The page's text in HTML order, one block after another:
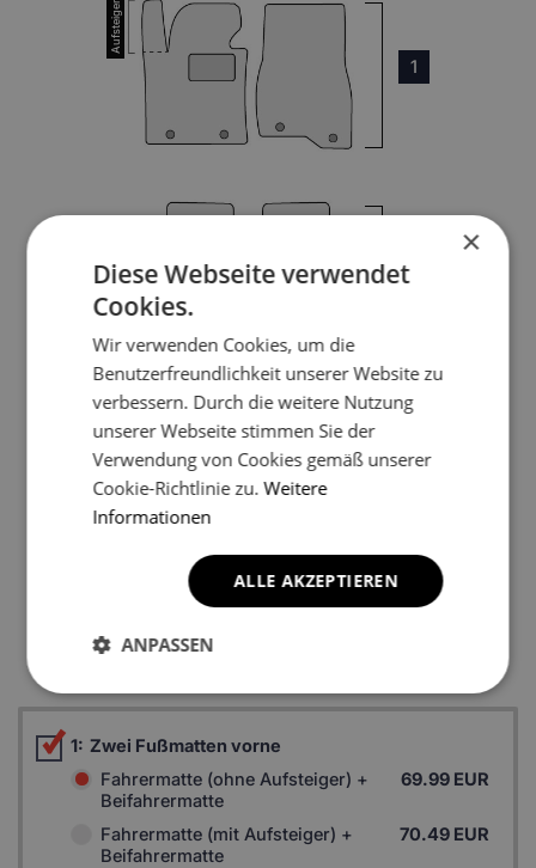
1
Autofußboden unterscheiden.
1: Zwei Fußmatten vorne
Fahrermatte (ohne Aufsteiger) +
Beifahrermatte
69.99 EUR
Fahrermatte (mit Aufsteiger) +
Beifahrermatte
70.49 EUR
×
Diese Webseite verwendet
Cookies.
Wir verwenden Cookies, um die
Benutzerfreundlichkeit unserer Website zu
verbessern. Durch die weitere Nutzung
unserer Webseite stimmen Sie der
Verwendung von Cookies gemäß unserer
Cookie-Richtlinie zu.Weitere
Informationen
ALLE AKZEPTIEREN
ANPASSEN